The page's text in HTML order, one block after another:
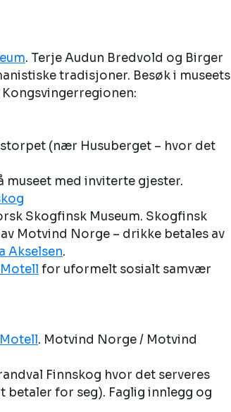
. Terje Audun Bredvold og Birger
tradisjoner. Besøk i museets
(nær Husuberget – hvor det
med inviterte gjester.
Skogfinsk Museum. Skogfinsk
Motvind Norge – drikke betales av
Akselsen.
for uformelt sosialt samvær
. Motvind Norge / Motvind
Finnskog hvor det serveres
for seg). Faglig innlegg og